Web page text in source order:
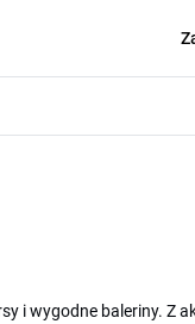
i wygodne baleriny. Z